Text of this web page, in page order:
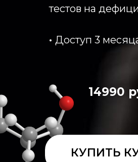
тестов на
· Доступ 3
КУПИТЬ
14990